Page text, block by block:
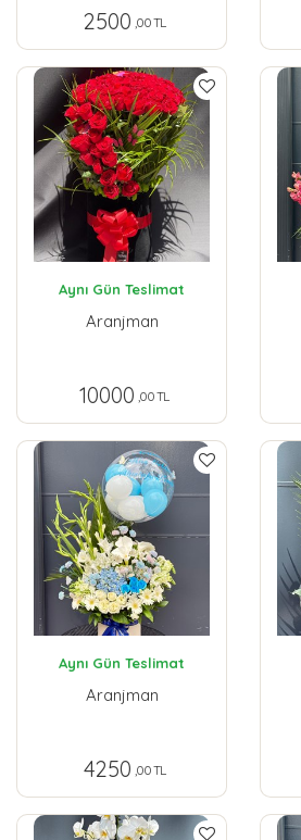
2500 ,00 TL
Aynı Gün Teslimat
Aranjman
10000 ,00 TL
Aynı Gün Teslimat
Aranjman
4250 ,00 TL